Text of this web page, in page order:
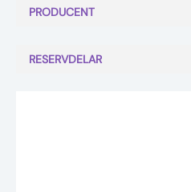
PRODUCENT
RESERVDELAR